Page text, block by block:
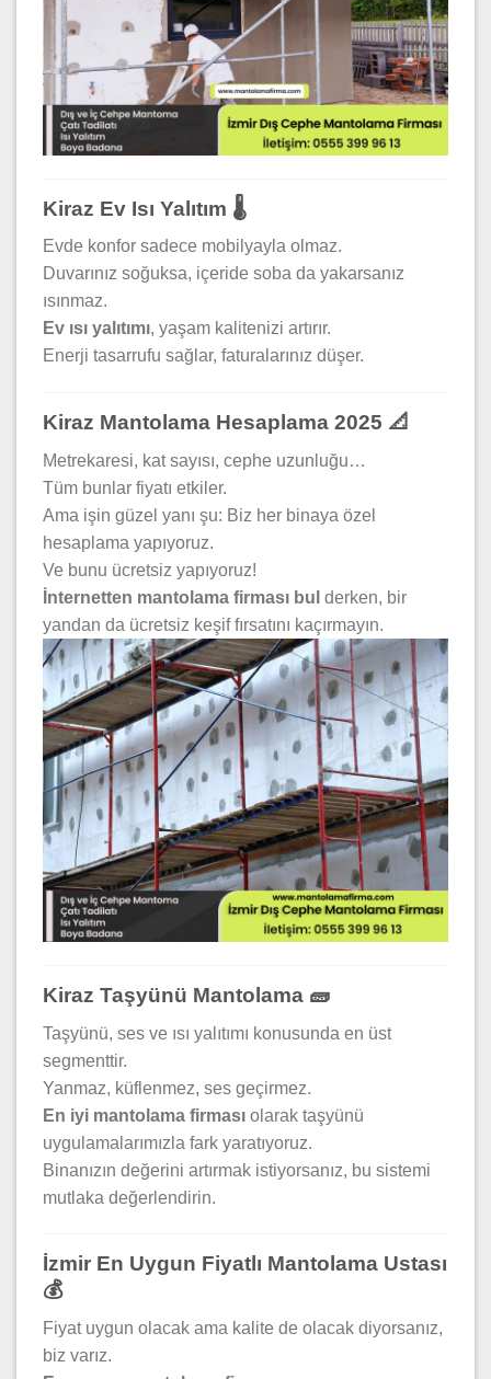
Kiraz Ev Isı Yalıtım 🌡️
Evde konfor sadece mobilyayla olmaz.
Duvarınız soğuksa, içeride soba da yakarsanız
ısınmaz.
Ev ısı yalıtımı, yaşam kalitenizi artırır.
Enerji tasarrufu sağlar, faturalarınız düşer.
Kiraz Mantolama Hesaplama 2025 📐
Metrekaresi, kat sayısı, cephe uzunluğu…
Tüm bunlar fiyatı etkiler.
Ama işin güzel yanı şu: Biz her binaya özel
hesaplama yapıyoruz.
Ve bunu ücretsiz yapıyoruz!
İnternetten mantolama firması bul derken, bir
yandan da ücretsiz keşif fırsatını kaçırmayın.
Kiraz Taşyünü Mantolama 🧱
Taşyünü, ses ve ısı yalıtımı konusunda en üst
segmenttir.
Yanmaz, küflenmez, ses geçirmez.
En iyi mantolama firması olarak taşyünü
uygulamalarımızla fark yaratıyoruz.
Binanızın değerini artırmak istiyorsanız, bu sistemi
mutlaka değerlendirin.
İzmir En Uygun Fiyatlı Mantolama Ustası
💰
Fiyat uygun olacak ama kalite de olacak diyorsanız,
biz varız.